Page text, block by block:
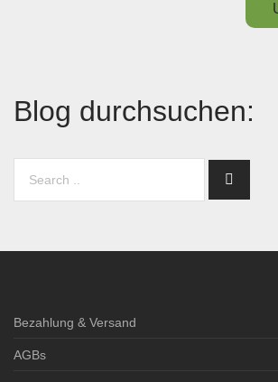
Blog durchsuchen:
Bezahlung & Versand
AGBs